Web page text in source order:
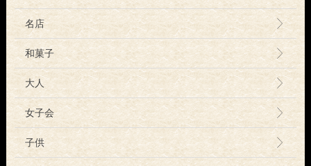
名店
和菓子
大人
女子会
子供